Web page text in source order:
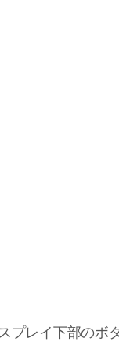
レイ下部のボ